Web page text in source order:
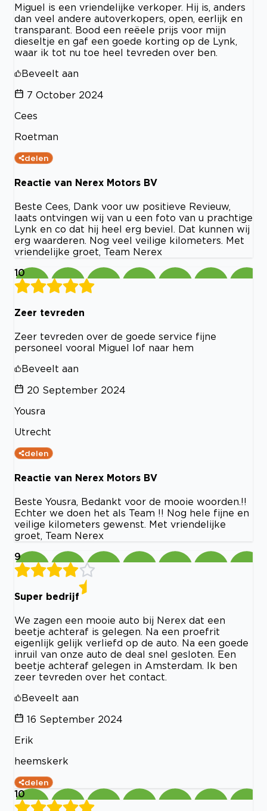
Miguel is een vriendelijke verkoper. Hij is, anders
dan veel andere autoverkopers, open, eerlijk en
transparant. Bood een reëele prijs voor mijn
dieseltje en gaf een goede korting op de Lynk,
waar ik tot nu toe heel tevreden over ben.
Beveelt aan
7 October 2024
Cees
Roetman
delen
Reactie van Nerex Motors BV
Beste Cees, Dank voor uw positieve Revieuw,
laats ontvingen wij van u een foto van u prachtige
Lynk en co dat hij heel erg beviel. Dat kunnen wij
erg waarderen. Nog veel veilige kilometers. Met
vriendelijke groet, Team Nerex
10
Zeer tevreden
Zeer tevreden over de goede service fijne
personeel vooral Miguel lof naar hem
Beveelt aan
20 September 2024
Yousra
Utrecht
delen
Reactie van Nerex Motors BV
Beste Yousra, Bedankt voor de mooie woorden.!!
Echter we doen het als Team !! Nog hele fijne en
veilige kilometers gewenst. Met vriendelijke
groet, Team Nerex
9
Super bedrijf
We zagen een mooie auto bij Nerex dat een
beetje achteraf is gelegen. Na een proefrit
eigenlijk gelijk verliefd op de auto. Na een goede
inruil van onze auto de deal snel gesloten. Een
beetje achteraf gelegen in Amsterdam. Ik ben
zeer tevreden over het contact.
Beveelt aan
16 September 2024
Erik
heemskerk
delen
10